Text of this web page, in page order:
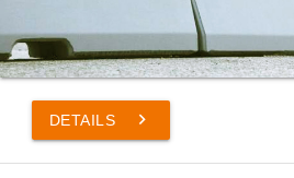
DETAILS keyboard_arrow_right